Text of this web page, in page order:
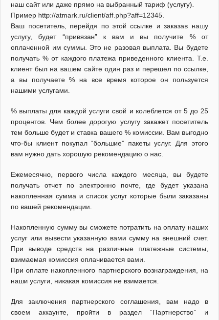
наш сайт или даже прямо на выбранный тариф (услугу).
Пример http://atmark.ru/client/aff.php?aff=12345.
Ваш посетитель, перейдя по этой ссылке и заказав нашу
услугу, будет “привязан” к вам и вы получите % от
оплаченной им суммы. Это не разовая выплата. Вы будете
получать % от каждого платежа приведенного клиента. Т.е.
клиент был на вашем сайте один раз и перешел по ссылке,
а вы получаете % на все время которое он пользуется
нашими услугами.
% выплаты для каждой услуги свой и колеблется от 5 до 25
процентов. Чем более дорогую услугу закажет посетитель
тем больше будет и ставка вашего % комиссии. Вам выгодно
что-бы клиент покупал “большие” пакеты услуг. Для этого
вам нужно дать хорошую рекомендацию о нас.
Ежемесячно, первого числа каждого месяца, вы будете
получать отчет по электронно почте, где будет указана
накопленная сумма и список услуг которые были заказаны
по вашей рекомендации.
Накопленную сумму вы сможете потратить на оплату наших
услуг или вывести указанную вами сумму на внешний счет.
При выводе средств на различные платежные системы,
взимаемая комиссия оплачивается вами.
При оплате накопленного партнерского вознаграждения, на
наши услуги, никакая комиссия не взимается.
Для заключения партнерского соглашения, вам надо в
своем аккаунте, пройти в раздел “Партнерство” и